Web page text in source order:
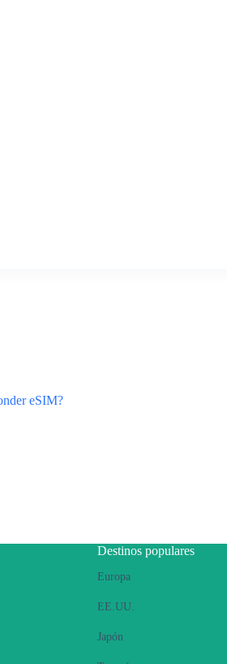
eSIM?
Destinos populares
Europa
EE.UU.
Japón